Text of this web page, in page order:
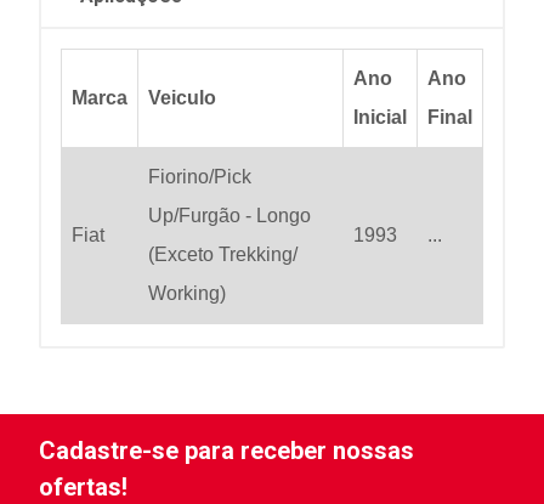
Marca Veiculo
Ano
Inicial
Ano
Final
Fiat
Fiorino/Pick
Up/Furgão - Longo
(Exceto Trekking/
Working)
1993 ...
Cadastre-se para receber nossas
ofertas!